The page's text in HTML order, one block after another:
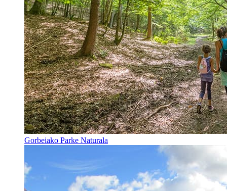
Gorbeiako Parke Naturala